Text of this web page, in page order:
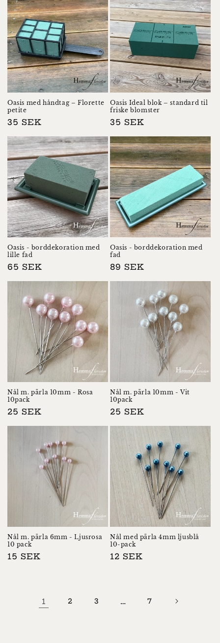
Oasis med håndtag – Florette
petite
Normalpris
35 SEK
Oasis Ideal blok – standard til
friske blomster
Normalpris
35 SEK
Oasis - borddekoration med
lille fad
Normalpris
65 SEK
Oasis - borddekoration med
fad
Normalpris
89 SEK
Nål m. pärla 10mm - Rosa
10pack
Normalpris
25 SEK
Nål m. pärla 10mm - Vit
10pack
Normalpris
25 SEK
Nål m. pärla 6mm - Ljusrosa
10 pack
Normalpris
15 SEK
Nål med pärla 4mm ljusblå
10-pack
Normalpris
12 SEK
1 2 3 … 7